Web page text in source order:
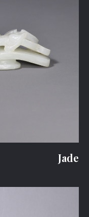
Jade